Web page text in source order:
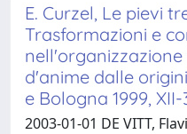
E. Curzel, Le pievi
Trasformazioni e
d'anime dalle
e Bologna 1999, XII-
2003-01-01 DE VITT,